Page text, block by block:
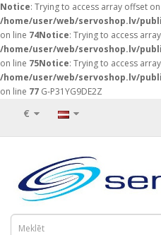
Notice: Trying to access array offset
/home/user/web/servoshop.lv/
on line 74Notice: Trying to access
/home/user/web/servoshop.lv/
on line 75Notice: Trying to access
/home/user/web/servoshop.lv/
on line 77 G-P31YG9DE2Z
€